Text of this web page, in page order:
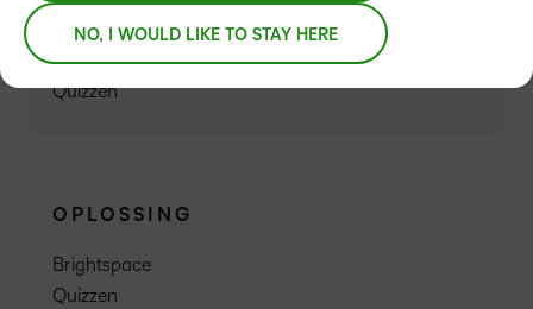
D2L Brightspace
Quizzen
OPLOSSING
Brightspace
Quizzen
NO, I WOULD LIKE TO STAY HERE